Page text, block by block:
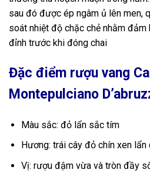
sau đó được ép ngâm ủ lên men,
soát nhiệt độ chặc chẻ nhằm
đỉnh trước khi đóng chai
Đặc điểm rượu vang
Montepulciano
Màu sắc: đỏ lẩn sắc tím
Hương: trái cây đỏ chín xen
Vị: rượu đậm vừa và tròn đầy